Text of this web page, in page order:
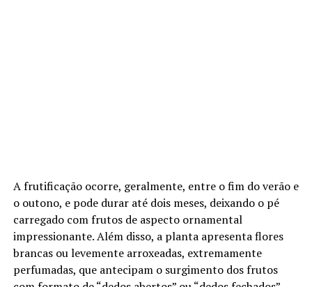
A frutificação ocorre, geralmente, entre o fim do verão e
o outono, e pode durar até dois meses, deixando o pé
carregado com frutos de aspecto ornamental
impressionante. Além disso, a planta apresenta flores
brancas ou levemente arroxeadas, extremamente
perfumadas, que antecipam o surgimento dos frutos